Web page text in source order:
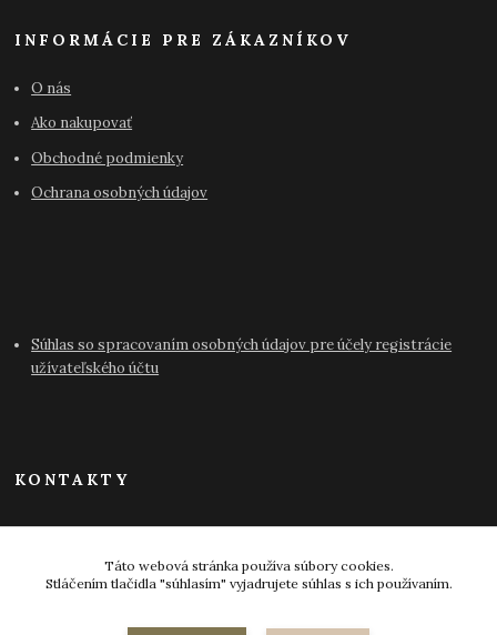
INFORMÁCIE PRE ZÁKAZNÍKOV
O nás
Ako nakupovať
Obchodné podmienky
Ochrana osobných údajov
Súhlas so spracovaním osobných údajov pre účely registrácie
užívateľského účtu
KONTAKTY
Táto webová stránka používa súbory cookies.
Stláčením tlačidla "súhlasím" vyjadrujete súhlas s ich používaním.